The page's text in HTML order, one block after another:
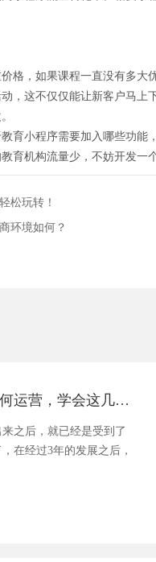
格，如果课程一直没有多
，这不仅仅能让新客户马
育小程序需要加入哪些功
育机构流量少，不妨开发一
松玩转！
环境如何？
教育小程序如何运营，学会这几招轻松玩转！
之后，就已经是受到了
在经过3年的发展之后，